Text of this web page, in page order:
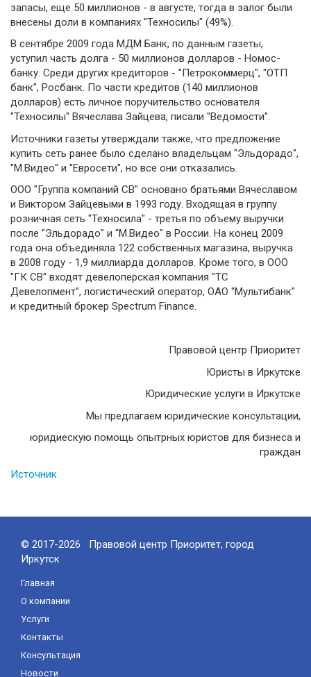
запасы, еще 50 миллионов - в августе, тогда в залог были
внесены доли в компаниях "Техносилы" (49%).
В сентябре 2009 года МДМ Банк, по данным газеты,
уступил часть долга - 50 миллионов долларов - Номос-
банку. Среди других кредиторов - "Петрокоммерц", "OTП
банк", Росбанк. По части кредитов (140 миллионов
долларов) есть личное поручительство основателя
"Техносилы" Вячеслава Зайцева, писали "Ведомости".
Источники газеты утверждали также, что предложение
купить сеть ранее было сделано владельцам "Эльдорадо",
"М.Видео" и "Евросети", но все они отказались.
ООО "Группа компаний СВ" основано братьями Вячеславом
и Виктором Зайцевыми в 1993 году. Входящая в группу
розничная сеть "Техносила" - третья по объему выручки
после "Эльдорадо" и "М.Видео" в России. На конец 2009
года она объединяла 122 собственных магазина, выручка
в 2008 году - 1,9 миллиарда долларов. Кроме того, в ООО
"ГК СВ" входят девелоперская компания "ТС
Девелопмент", логистический оператор, ОАО "Мультибанк"
и кредитный брокер Spectrum Finance.
Правовой центр Приоритет
Юристы в Иркутске
Юридические услуги в Иркутске
Мы предлагаем юридические консультации,
юридиескую помощь опытрных юристов для бизнеса и
граждан
Источник
© 2017-2026 Правовой центр Приоритет, город
Иркутск
Главная
О компании
Услуги
Контакты
Консультация
Новости